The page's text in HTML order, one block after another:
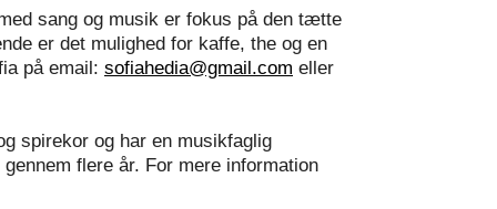
sang og musik er fokus på den tætte
er det mulighed for kaffe, the og en
på email: sofiahedia@gmail.com eller
spirekor og har en musikfaglig
flere år. For mere information